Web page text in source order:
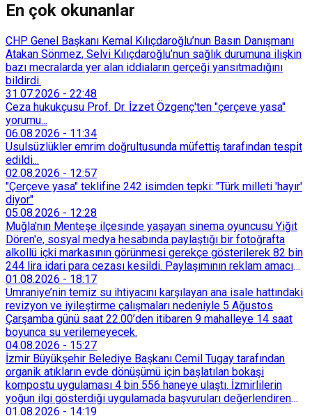
En çok okunanlar
CHP Genel Başkanı Kemal Kılıçdaroğlu’nun Basın Danışmanı
Atakan Sönmez, Selvi Kılıçdaroğlu’nun sağlık durumuna ilişkin
bazı mecralarda yer alan iddiaların gerçeği yansıtmadığını
bildirdi.
31.07.2026 - 22:48
Ceza hukukçusu Prof. Dr. İzzet Özgenç'ten "çerçeve yasa"
yorumu...
06.08.2026 - 11:34
Usulsüzlükler emrim doğrultusunda müfettiş tarafından tespit
edildi...
02.08.2026 - 12:57
"Çerçeve yasa" teklifine 242 isimden tepki: "Türk milleti 'hayır'
diyor"
05.08.2026 - 12:28
Muğla'nın Menteşe ilçesinde yaşayan sinema oyuncusu Yiğit
Dören'e, sosyal medya hesabında paylaştığı bir fotoğrafta
alkollü içki markasının görünmesi gerekçe gösterilerek 82 bin
244 lira idari para cezası kesildi. Paylaşımının reklam amacı
taşımadığını savunan Dören, cezanın iptali için yargıya
başvurdu.
01.08.2026 - 18:17
Ümraniye’nin temiz su ihtiyacını karşılayan ana isale hattındaki
revizyon ve iyileştirme çalışmaları nedeniyle 5 Ağustos
Çarşamba günü saat 22.00’den itibaren 9 mahalleye 14 saat
boyunca su verilemeyecek.
04.08.2026 - 15:27
İzmir Büyükşehir Belediye Başkanı Cemil Tugay tarafından
organik atıkların evde dönüşümü için başlatılan bokaşi
kompostu uygulaması 4 bin 556 haneye ulaştı. İzmirlilerin
yoğun ilgi gösterdiği uygulamada başvuruları değerlendiren
Tarımsal Hizmetler Dairesi Başkanlığı, farklı ilçelerde toplam
01.08.2026 - 14:19